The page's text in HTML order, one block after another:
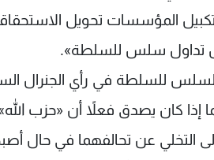
لتكبيل المؤسسات تحويل
تداول سلس للسلطة».
للسلطة في رأي الجنرال
إذا كان يصدق فعلاً أن «حزب
التخلي عن تحالفهما في حال